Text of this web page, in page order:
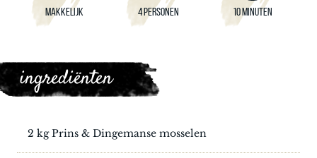
MAKKELIJK 4 PERSONEN 10 MINUTEN
ingrediënten
2 kg Prins & Dingemanse mosselen